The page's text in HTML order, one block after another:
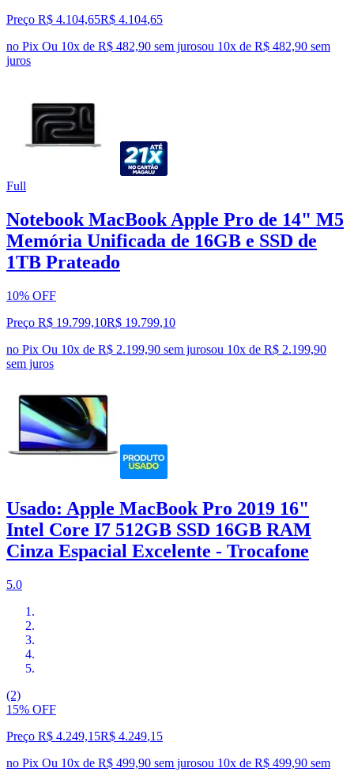
Preço R$ 4.104,65R$ 4.104,65
no Pix Ou 10x de R$ 482,90 sem jurosou 10x de R$ 482,90 sem
juros
Full
Notebook MacBook Apple Pro de 14" M5
Memória Unificada de 16GB e SSD de
1TB Prateado
10% OFF
Preço R$ 19.799,10R$ 19.799,10
no Pix Ou 10x de R$ 2.199,90 sem jurosou 10x de R$ 2.199,90
sem juros
Usado: Apple MacBook Pro 2019 16"
Intel Core I7 512GB SSD 16GB RAM
Cinza Espacial Excelente - Trocafone
5.0
(2)
15% OFF
Preço R$ 4.249,15R$ 4.249,15
no Pix Ou 10x de R$ 499,90 sem jurosou 10x de R$ 499,90 sem